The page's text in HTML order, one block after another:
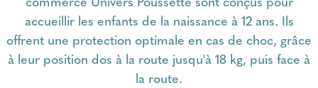
accueillir les enfants de la naissance à 12 ans. Ils
offrent une protection optimale en cas de choc, grâce
à leur position dos à la route jusqu'à 18 kg, puis face à
la route.